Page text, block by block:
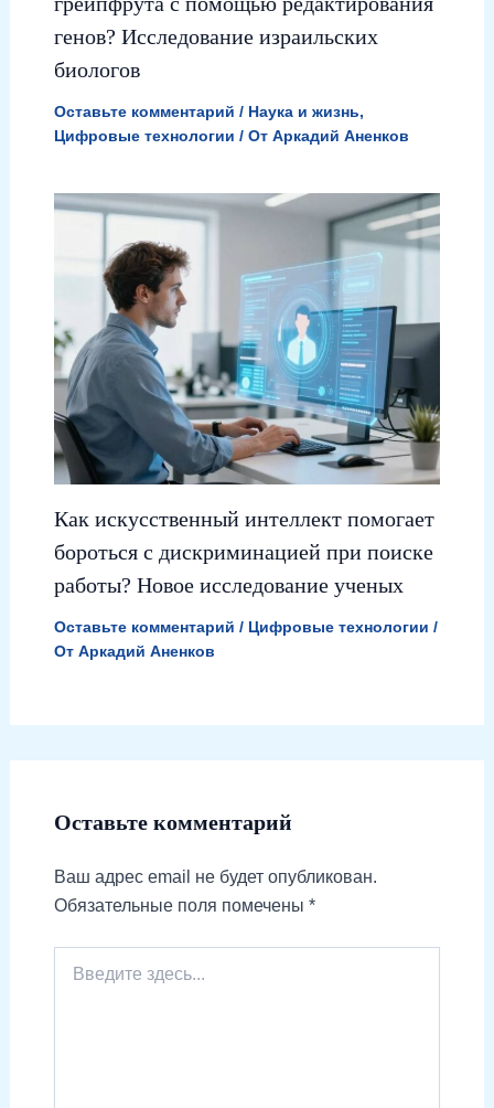
генов? Исследование израильских
биологов
Оставьте комментарий / Наука и жизнь,
Цифровые технологии / От Аркадий Аненков
Как искусственный интеллект помогает
бороться с дискриминацией при поиске
работы? Новое исследование ученых
Оставьте комментарий / Цифровые технологии /
От Аркадий Аненков
Оставьте комментарий
Ваш адрес email не будет опубликован.
Обязательные поля помечены *
здесь...